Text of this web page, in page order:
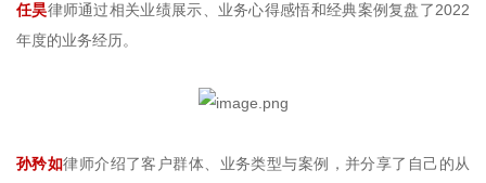
任昊律师通过相关业绩展示、业务心得感悟和经典案例复盘了2022
年度的业务经历。
孙矜如律师介绍了客户群体、业务类型与案例，并分享了自己的从